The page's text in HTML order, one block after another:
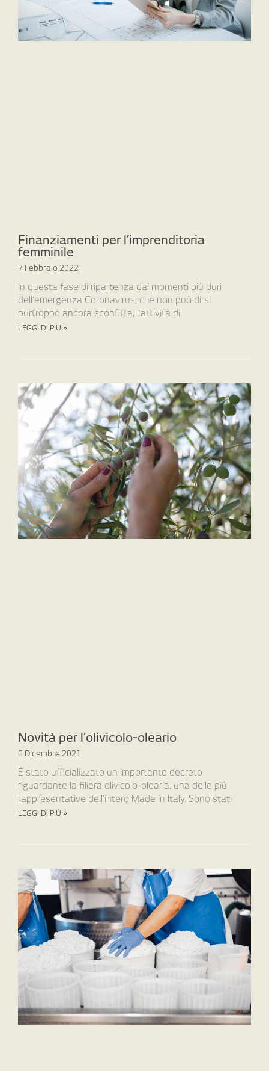
Finanziamenti per l’imprenditoria
femminile
7 Febbraio 2022
In questa fase di ripartenza dai momenti più duri
dell’emergenza Coronavirus, che non può dirsi
purtroppo ancora sconfitta, l’attività di
LEGGI DI PIÙ »
Novità per l’olivicolo-oleario
6 Dicembre 2021
È stato ufficializzato un importante decreto
riguardante la filiera olivicolo-olearia, una delle più
rappresentative dell’intero Made in Italy. Sono stati
LEGGI DI PIÙ »